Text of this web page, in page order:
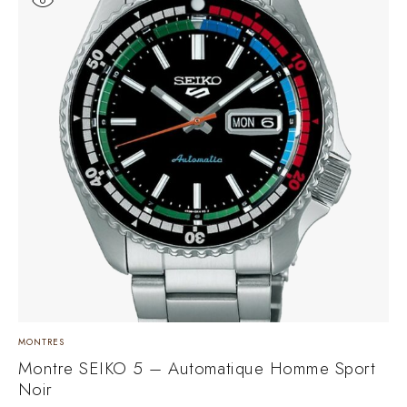
MONTRES
Montre SEIKO 5 – Automatique Homme Sport
Noir